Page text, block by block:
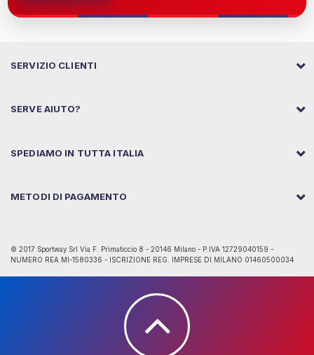
SERVIZIO CLIENTI
SERVE AIUTO?
SPEDIAMO IN TUTTA ITALIA
METODI DI PAGAMENTO
© 2017 Sportway Srl Via F. Primaticcio 8 - 20146 Milano - P.IVA 12729040159 -
NUMERO REA MI-1580336 - ISCRIZIONE REG. IMPRESE DI MILANO 01460500034